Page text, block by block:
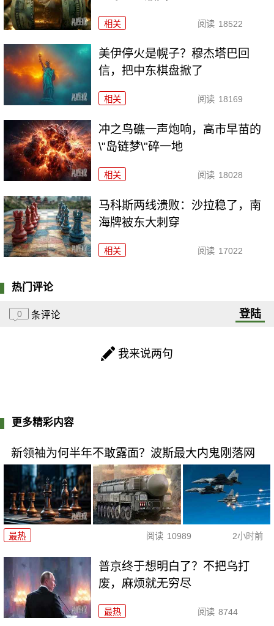
相关 阅读 18522
美伊停火是幌子？穆杰塔巴回
信，把中东棋盘掀了
相关 阅读 18169
冲之鸟礁一声炮响，高市早苗的
\"岛链梦\"碎一地
相关 阅读 18028
马科斯两线溃败：沙拉稳了，南
海牌被东大刺穿
相关 阅读 17022
热门评论
0 条评论 登陆
我来说两句
更多精彩内容
新领袖为何半年不敢露面？波斯最大内鬼刚落网
最热 阅读 10989 2小时前
普京终于想明白了？不把乌打
废，麻烦就无穷尽
最热 阅读 8744